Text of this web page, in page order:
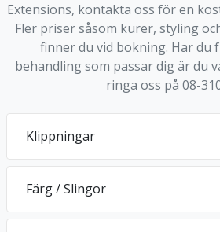
Extensions, kontakta oss för en
Fler priser såsom kurer, styling
finner du vid bokning. Har du
behandling som passar dig är du
ringa oss på 08-
Klippningar
Färg / Slingor